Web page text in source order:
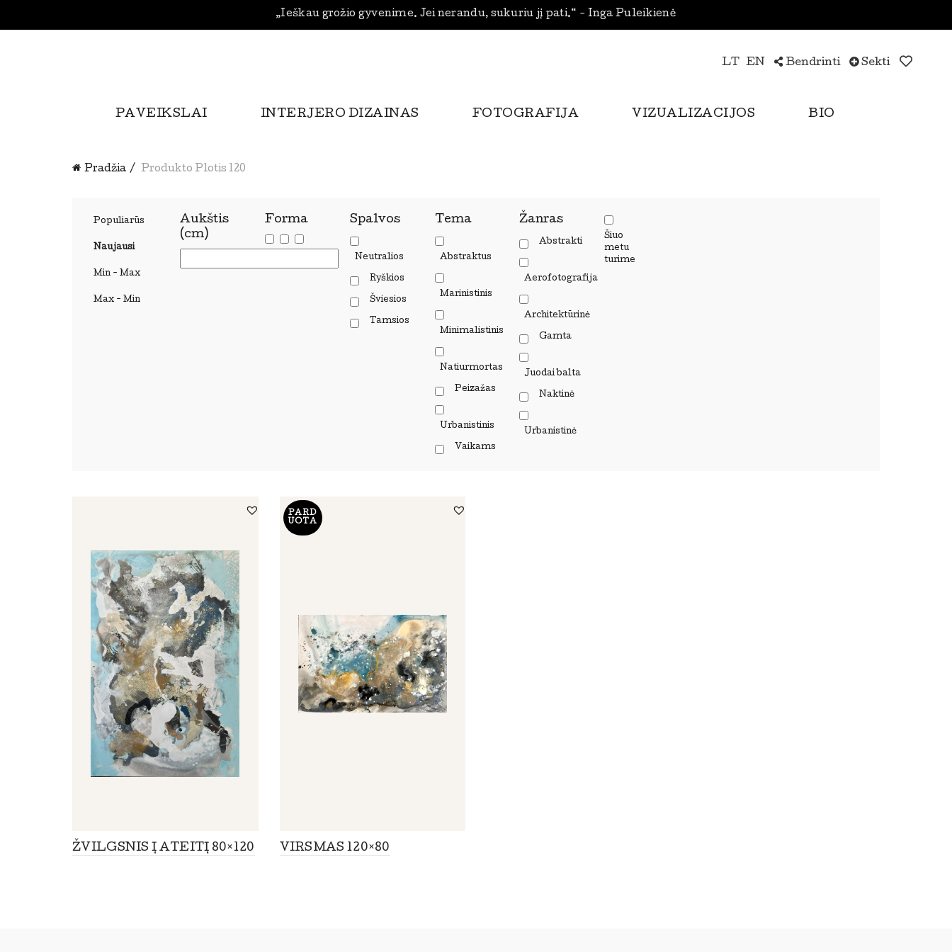
„Ieškau grožio gyvenime. Jei nerandu, sukuriu jį pati.“ - Inga Puleikienė
LT EN Bendrinti Sekti
PAVEIKSLAI INTERJERO DIZAINAS FOTOGRAFIJA VIZUALIZACIJOS BIO
Pradžia Produkto Plotis 120
Populiarūs
Naujausi
Min - Max
Max - Min
Aukštis
(cm)
Forma Spalvos
Neutralios
Ryškios
Šviesios
Tamsios
Tema
Abstraktus
Marinistinis
Minimalistinis
Natiurmortas
Peizažas
Urbanistinis
Vaikams
Žanras
Abstrakti
Aerofotografija
Architektūrinė
Gamta
Juodai balta
Naktinė
Urbanistinė
Šiuo
metu
turime
ŽVILGSNIS Į ATEITĮ 80×120
PARD
UOTA
VIRSMAS 120×80